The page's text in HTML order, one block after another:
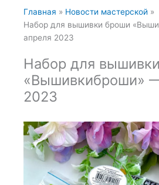
Главная
Новости мастерской
Набор для вышивки броши
апреля 2023
Набор для
«Вышивкиброши»
2023